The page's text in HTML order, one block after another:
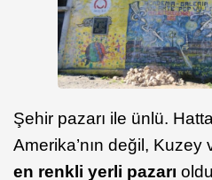
Şehir pazarı ile ünlü.
Amerika’nın değil, Kuzey
en renkli yerli pazarı